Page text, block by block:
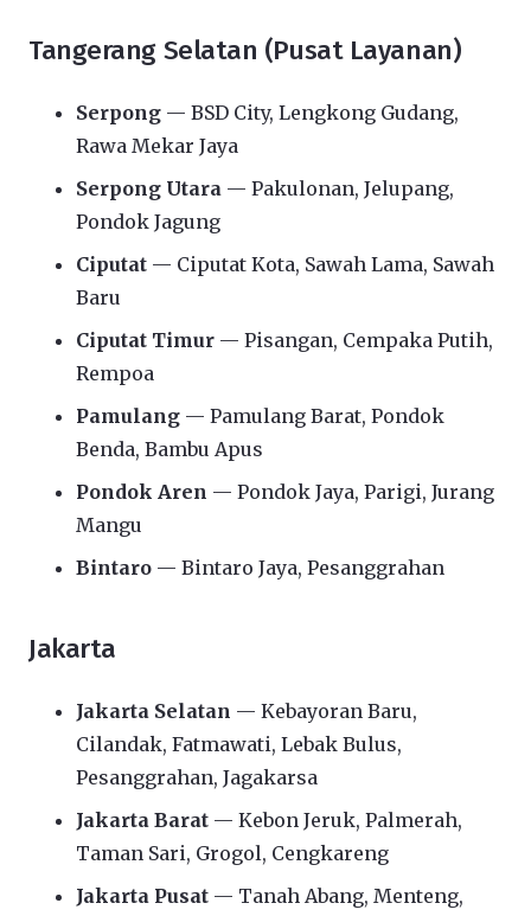
Tangerang Selatan (Pusat Layanan)
Serpong — BSD City, Lengkong Gudang,
Rawa Mekar Jaya
Serpong Utara — Pakulonan, Jelupang,
Pondok Jagung
Ciputat — Ciputat Kota, Sawah Lama, Sawah
Baru
Ciputat Timur — Pisangan, Cempaka Putih,
Rempoa
Pamulang — Pamulang Barat, Pondok
Benda, Bambu Apus
Pondok Aren — Pondok Jaya, Parigi, Jurang
Mangu
Bintaro — Bintaro Jaya, Pesanggrahan
Jakarta
Jakarta Selatan — Kebayoran Baru,
Cilandak, Fatmawati, Lebak Bulus,
Pesanggrahan, Jagakarsa
Jakarta Barat — Kebon Jeruk, Palmerah,
Taman Sari, Grogol, Cengkareng
Jakarta Pusat — Tanah Abang, Menteng,